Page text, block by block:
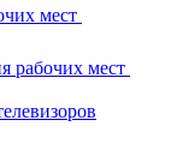
мест
рабочих мест